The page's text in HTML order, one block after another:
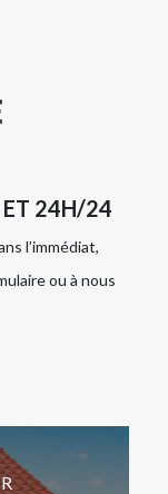
ET 24H/24
l’immédiat,
ou à nous